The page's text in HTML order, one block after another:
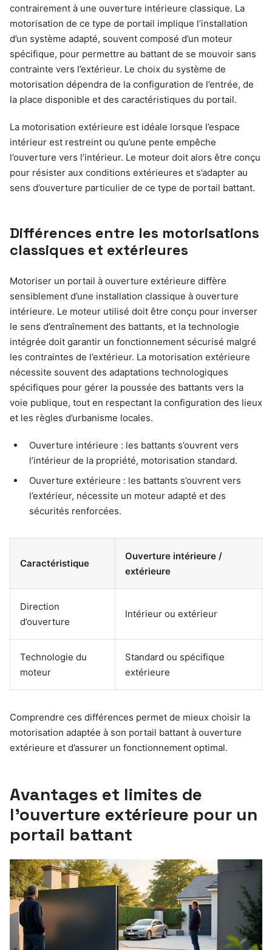
contrairement à une ouverture intérieure classique. La
motorisation de ce type de portail implique l’installation
d’un système adapté, souvent composé d’un moteur
spécifique, pour permettre au battant de se mouvoir sans
contrainte vers l’extérieur. Le choix du système de
motorisation dépendra de la configuration de l’entrée, de
la place disponible et des caractéristiques du portail.
La motorisation extérieure est idéale lorsque l’espace
intérieur est restreint ou qu’une pente empêche
l’ouverture vers l’intérieur. Le moteur doit alors être conçu
pour résister aux conditions extérieures et s’adapter au
sens d’ouverture particulier de ce type de portail battant.
Différences entre les motorisations
classiques et extérieures
Motoriser un portail à ouverture extérieure diffère
sensiblement d’une installation classique à ouverture
intérieure. Le moteur utilisé doit être conçu pour inverser
le sens d’entraînement des battants, et la technologie
intégrée doit garantir un fonctionnement sécurisé malgré
les contraintes de l’extérieur. La motorisation extérieure
nécessite souvent des adaptations technologiques
spécifiques pour gérer la poussée des battants vers la
voie publique, tout en respectant la configuration des lieux
et les règles d’urbanisme locales.
Ouverture intérieure : les battants s’ouvrent vers
l’intérieur de la propriété, motorisation standard.
Ouverture extérieure : les battants s’ouvrent vers
l’extérieur, nécessite un moteur adapté et des
sécurités renforcées.
Caractéristique
Ouverture intérieure /
extérieure
Direction
d’ouverture
Intérieur ou extérieur
Technologie du
moteur
Standard ou spécifique
extérieure
Comprendre ces différences permet de mieux choisir la
motorisation adaptée à son portail battant à ouverture
extérieure et d’assurer un fonctionnement optimal.
Avantages et limites de
l’ouverture extérieure pour un
portail battant